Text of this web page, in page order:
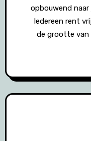
opbouwend
Iedereen rent
de grootte van